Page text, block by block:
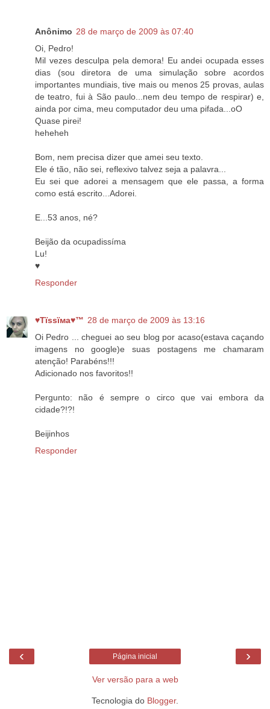
Anônimo 28 de março de 2009 às 07:40
Oi, Pedro!
Mil vezes desculpa pela demora! Eu andei ocupada esses
dias (sou diretora de uma simulação sobre acordos
importantes mundiais, tive mais ou menos 25 provas, aulas
de teatro, fui à São paulo...nem deu tempo de respirar) e,
ainda por cima, meu computador deu uma pifada...oO
Quase pirei!
heheheh
Bom, nem precisa dizer que amei seu texto.
Ele é tão, não sei, reflexivo talvez seja a palavra...
Eu sei que adorei a mensagem que ele passa, a forma
como está escrito...Adorei.
E...53 anos, né?
Beijão da ocupadissíma
Lu!
♥
Responder
♥Тїѕѕїмa♥™ 28 de março de 2009 às 13:16
Oi Pedro ... cheguei ao seu blog por acaso(estava caçando
imagens no google)e suas postagens me chamaram
atenção! Parabéns!!!
Adicionado nos favoritos!!
Pergunto: não é sempre o circo que vai embora da
cidade?!?!
Beijinhos
Responder
‹ ›
Página inicial
Ver versão para a web
Tecnologia do Blogger.